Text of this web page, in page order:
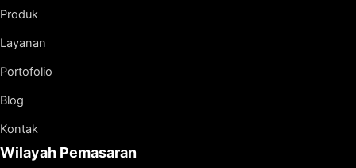
Produk
Layanan
Portofolio
Blog
Kontak
Wilayah Pemasaran